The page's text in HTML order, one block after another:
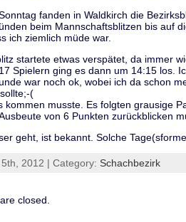
fanden in Waldkirch die
beim Mannschaftsblitzen bis auf
ich ziemlich müde war.
startete etwas verspätet, da immer
Spielern ging es dann um 14:15 los.
war noch ok, wobei ich da schon
(
kommen musste. Es folgten grausige
von 6 Punkten zurückblicken
geht, ist bekannt. Solche
2012 | Category: Schachbezirk
closed.